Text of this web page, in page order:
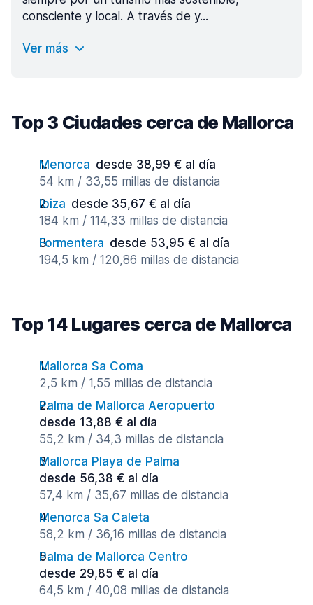
consciente y local. A través de y...
Ver más
Top 3 Ciudades cerca de Mallorca
Menorca desde 38,99 € al día
54 km / 33,55 millas de distancia
Ibiza desde 35,67 € al día
184 km / 114,33 millas de distancia
Formentera desde 53,95 € al día
194,5 km / 120,86 millas de distancia
Top 14 Lugares cerca de Mallorca
Mallorca Sa Coma
2,5 km / 1,55 millas de distancia
Palma de Mallorca Aeropuerto
desde 13,88 € al día
55,2 km / 34,3 millas de distancia
Mallorca Playa de Palma
desde 56,38 € al día
57,4 km / 35,67 millas de distancia
Menorca Sa Caleta
58,2 km / 36,16 millas de distancia
Palma de Mallorca Centro
desde 29,85 € al día
64,5 km / 40,08 millas de distancia